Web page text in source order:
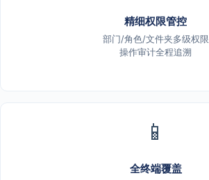
精细权限管控
部门/角色/文件夹多级权限
操作审计全程追溯
📱
全终端覆盖